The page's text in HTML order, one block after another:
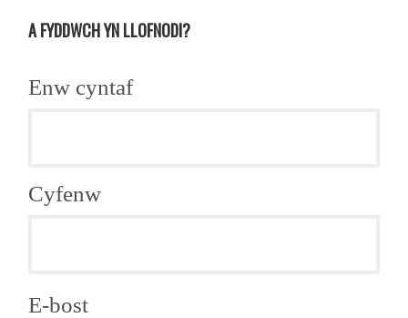
A FYDDWCH YN LLOFNODI?
Enw cyntaf
Cyfenw
E-bost